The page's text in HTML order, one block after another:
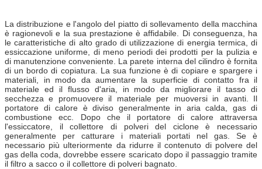
La distribuzione e l'angolo del piatto di sollevamento della macchina
è ragionevoli e la sua prestazione è affidabile. Di conseguenza, ha
le caratteristiche di alto grado di utilizzazione di energia termica, di
essiccazione uniforme, di meno periodi dei prodotti per la pulizia e
di manutenzione conveniente. La parete interna del cilindro è fornita
di un bordo di copiatura. La sua funzione è di copiare e spargere i
materiali, in modo da aumentare la superficie di contatto fra il
materiale ed il flusso d'aria, in modo da migliorare il tasso di
secchezza e promuovere il materiale per muoversi in avanti. Il
portatore di calore è diviso generalmente in aria calda, gas di
combustione ecc. Dopo che il portatore di calore attraversa
l'essiccatore, il collettore di polveri del ciclone è necessario
generalmente per catturare i materiali portati nel gas. Se è
necessario più ulteriormente da ridurre il contenuto di polvere del
gas della coda, dovrebbe essere scaricato dopo il passaggio tramite
il filtro a sacco o il collettore di polveri bagnato.